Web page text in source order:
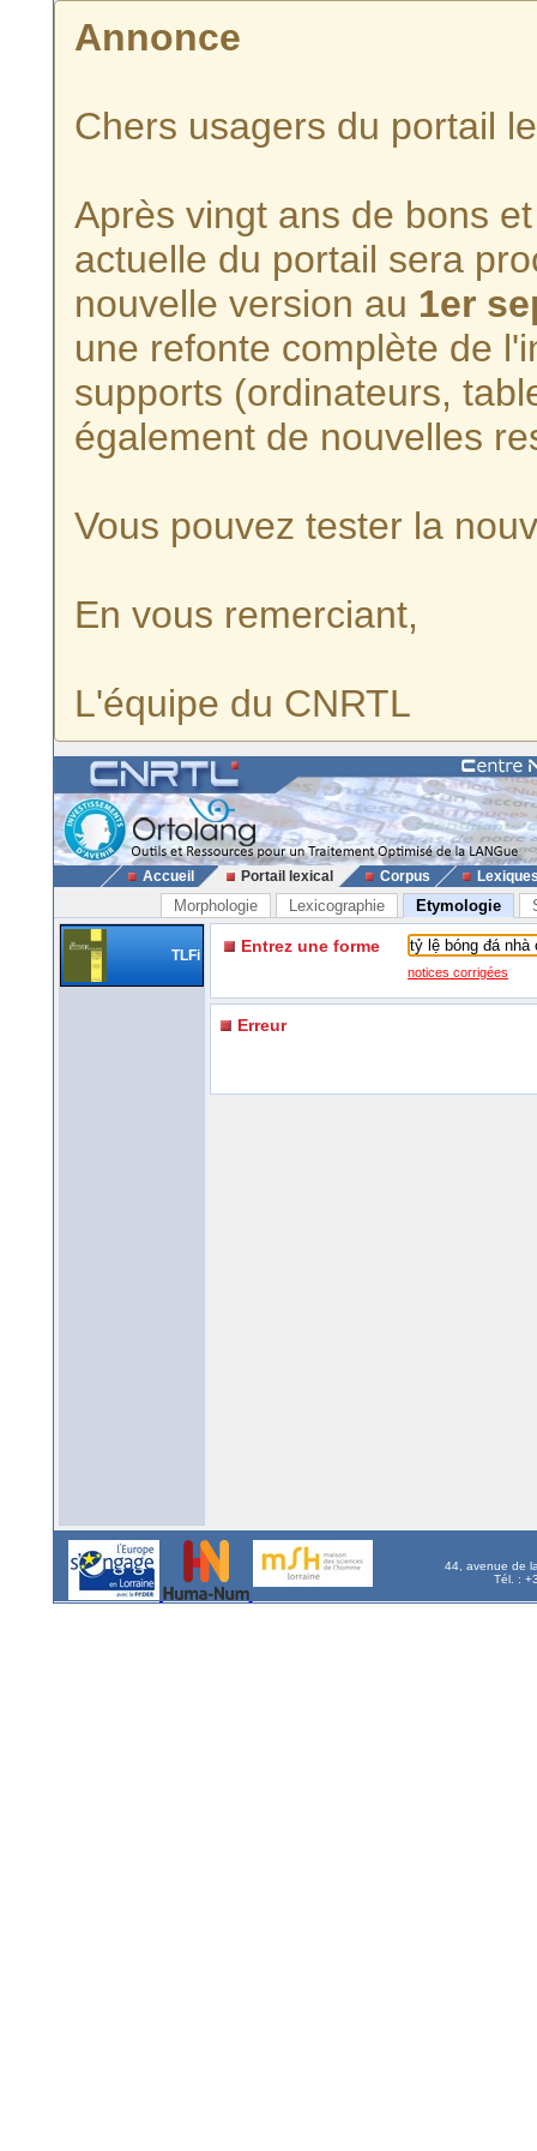
Annonce
Chers usagers du portail
Après vingt ans de bons
actuelle du portail sera
nouvelle version au 1er
une refonte complète de
supports (ordinateurs,
également de nouvelles
Vous pouvez tester la
En vous remerciant,
L'équipe du CNRTL
Accueil Portail lexical Corpus
Morphologie Lexicographie Etymologie
TLFi Entrez une forme
notices corrigées
Erreur
44, avenue de
Tél. :